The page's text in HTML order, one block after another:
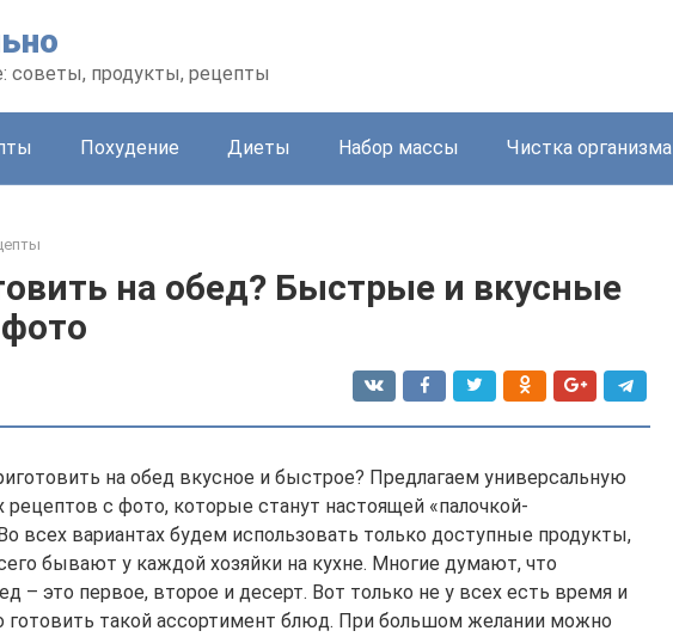
советы, продукты, рецепты
Похудение Диеты Набор массы Чистка организма
на обед? Быстрые и вкусные
на обед вкусное и быстрое? Предлагаем универсальную
рецептов с фото, которые станут настоящей «палочкой-
всех вариантах будем использовать только доступные продукты,
бывают у каждой хозяйки на кухне. Многие думают, что
– это первое, второе и десерт. Вот только не у всех есть время и
такой ассортимент блюд. При большом желании можно